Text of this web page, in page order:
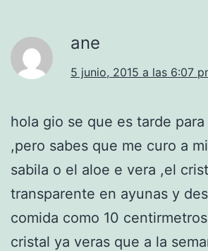
ane
5 junio, 2015 a las 6:07
hola gio se que es tarde
,pero sabes que me curo a
sabila o el aloe e vera ,el
transparente en ayunas y
comida como 10
cristal ya veras que a la